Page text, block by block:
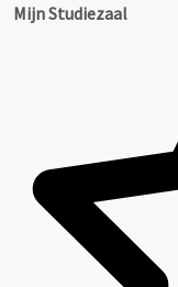
Mijn Studiezaal